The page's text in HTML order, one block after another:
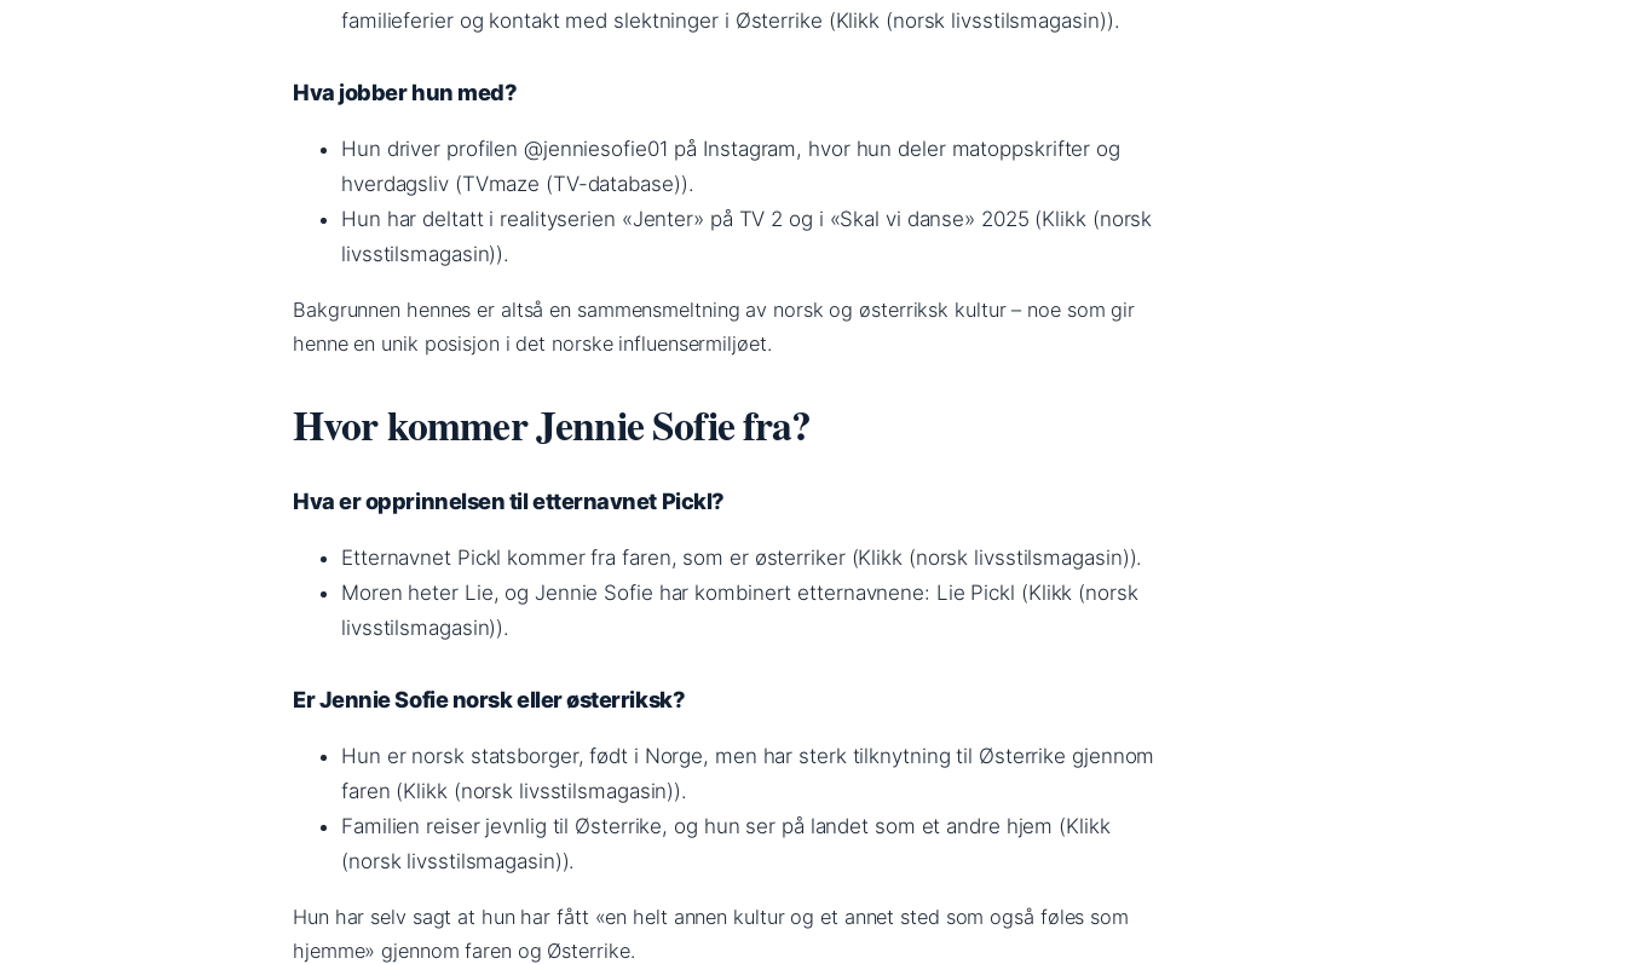
familieferier og kontakt med slektninger i Østerrike (Klikk (norsk livsstilsmagasin)).
Hva jobber hun med?
Hun driver profilen @jenniesofie01 på Instagram, hvor hun deler matoppskrifter og
hverdagsliv (TVmaze (TV-database)).
Hun har deltatt i realityserien «Jenter» på TV 2 og i «Skal vi danse» 2025 (Klikk (norsk
livsstilsmagasin)).
Bakgrunnen hennes er altså en sammensmeltning av norsk og østerriksk kultur – noe som gir
henne en unik posisjon i det norske influensermiljøet.
Hvor kommer Jennie Sofie fra?
Hva er opprinnelsen til etternavnet Pickl?
Etternavnet Pickl kommer fra faren, som er østerriker (Klikk (norsk livsstilsmagasin)).
Moren heter Lie, og Jennie Sofie har kombinert etternavnene: Lie Pickl (Klikk (norsk
livsstilsmagasin)).
Er Jennie Sofie norsk eller østerriksk?
Hun er norsk statsborger, født i Norge, men har sterk tilknytning til Østerrike gjennom
faren (Klikk (norsk livsstilsmagasin)).
Familien reiser jevnlig til Østerrike, og hun ser på landet som et andre hjem (Klikk
(norsk livsstilsmagasin)).
Hun har selv sagt at hun har fått «en helt annen kultur og et annet sted som også føles som
hjemme» gjennom faren og Østerrike.